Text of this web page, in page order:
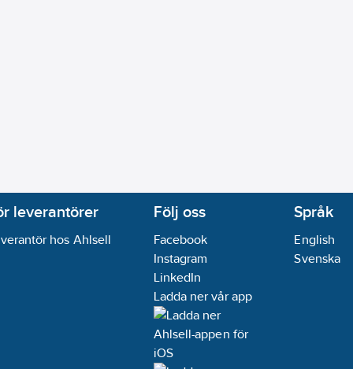
leverantörer
hos Ahlsell
Följ oss
Facebook
Instagram
LinkedIn
Ladda ner vår app
Språk
English
Svenska